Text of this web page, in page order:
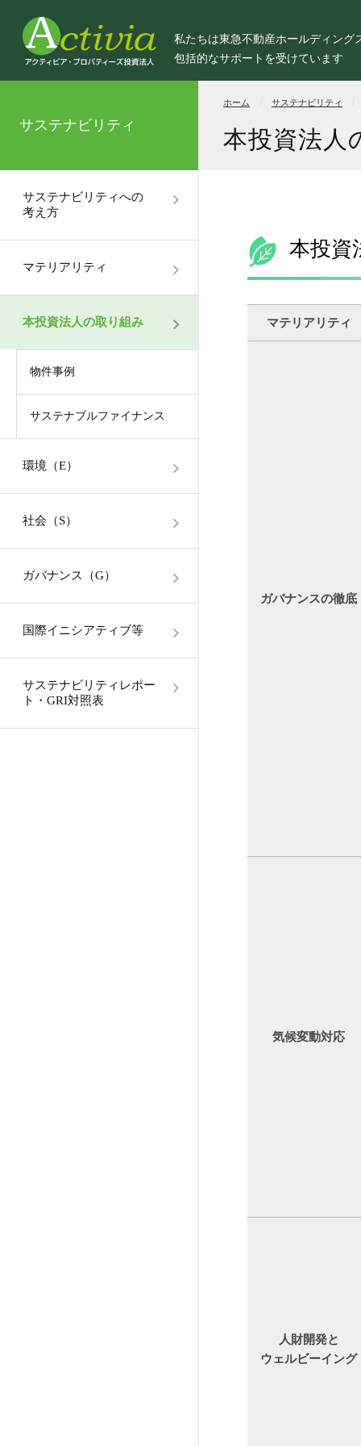
私たちは東急不動産ホールディング
包括的なサポートを受けています
ホーム サステナビリティ
本投資法人
本投資
マテリアリティ
ガバナンスの徹底
気候変動対応
人財開発と
ウェルビーイング
サステナビリティ
サステナビリティへの
考え方
マテリアリティ
本投資法人の取り組み
物件事例
サステナブルファイナンス
環境（E）
社会（S）
ガバナンス（G）
国際イニシアティブ等
サステナビリティレポー
ト・GRI対照表